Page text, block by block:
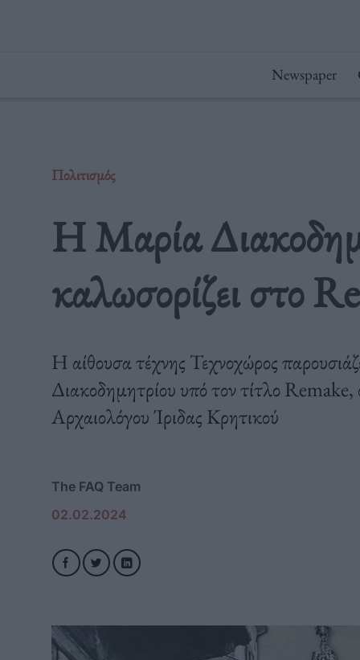
Newspaper
Πολιτισμός
Η Μαρία
καλωσορίζει στο
Η αίθουσα τέχνης Τεχνοχώρος
Διακοδημητρίου υπό τον τίτλο Remake,
Αρχαιολόγου Ίριδας Κρητικού
The FAQ Team
02.02.2024